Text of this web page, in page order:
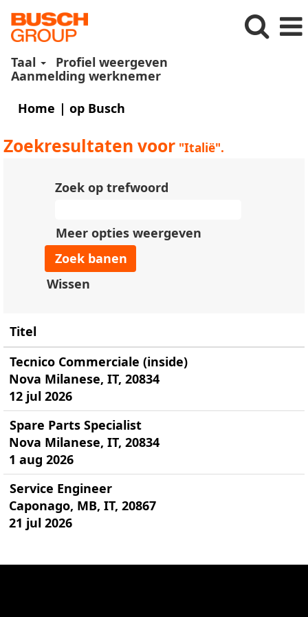
Taal
Profiel weergeven
Aanmelding werknemer
Home | op Busch
Zoekresultaten voor "Italië".
Zoek op trefwoord
Meer opties weergeven
Wissen
Titel
Tecnico Commerciale (inside)
Nova Milanese, IT, 20834
12 jul 2026
Spare Parts Specialist
Nova Milanese, IT, 20834
1 aug 2026
Service Engineer
Caponago, MB, IT, 20867
21 jul 2026